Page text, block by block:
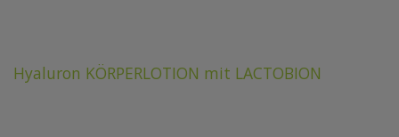
Hyaluron KÖRPERLOTION mit LACTOBION